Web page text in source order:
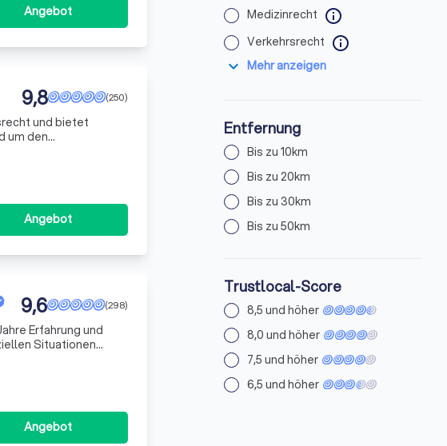
Angebot
(250)
9,8
und bietet
um den
Angebot
(298)
9,6
Erfahrung und
Situationen
Angebot
Medizinrecht info
Verkehrsrecht info
expand_more Mehr anzeigen
Entfernung
Bis zu 10km
Bis zu 20km
Bis zu 30km
Bis zu 50km
Trustlocal-Score
8,5 und höher
8,0 und höher
7,5 und höher
6,5 und höher